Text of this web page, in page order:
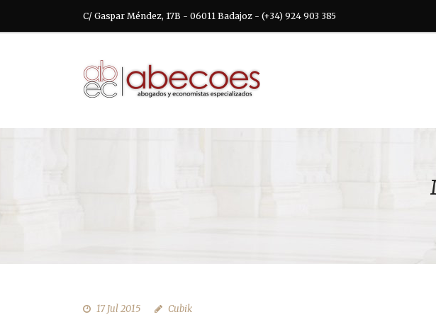
C/ Gaspar Méndez, 17B - 06011 Badajoz - (+34) 924 903 385
17 Jul 2015 Cubik